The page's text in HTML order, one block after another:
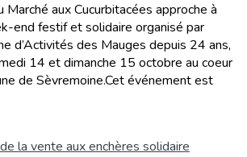
aux Cucurbitacées approche à
end festif et solidaire organisé par
d’Activités des Mauges depuis 24 ans,
14 et dimanche 15 octobre au coeur
de Sèvremoine.Cet événement est